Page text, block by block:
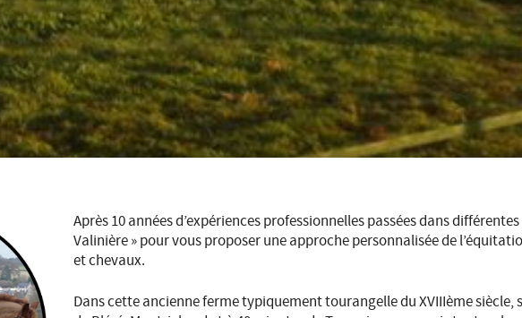
Après 10 années d’expériences professionnelles passées dans
Valinière » pour vous proposer une approche personnalisée de
et chevaux.
Dans cette ancienne ferme typiquement tourangelle du XVIIIème